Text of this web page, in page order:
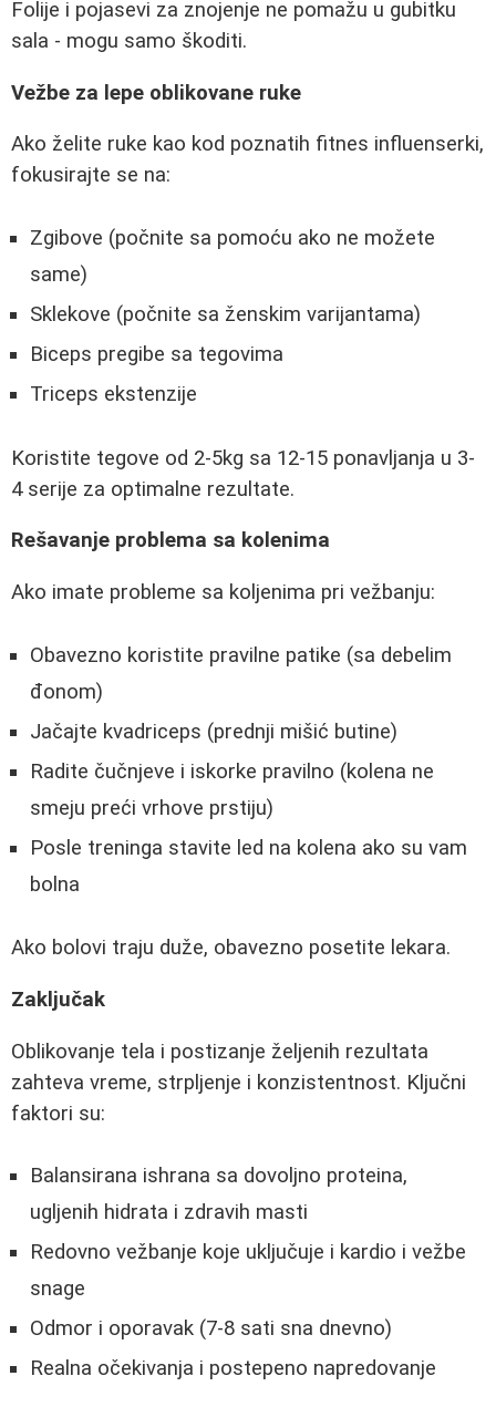
Folije i pojasevi za znojenje ne pomažu u gubitku
sala - mogu samo škoditi.
Vežbe za lepe oblikovane ruke
Ako želite ruke kao kod poznatih fitnes influenserki,
fokusirajte se na:
Zgibove (počnite sa pomoću ako ne možete
same)
Sklekove (počnite sa ženskim varijantama)
Biceps pregibe sa tegovima
Triceps ekstenzije
Koristite tegove od 2-5kg sa 12-15 ponavljanja u 3-
4 serije za optimalne rezultate.
Rešavanje problema sa kolenima
Ako imate probleme sa koljenima pri vežbanju:
Obavezno koristite pravilne patike (sa debelim
đonom)
Jačajte kvadriceps (prednji mišić butine)
Radite čučnjeve i iskorke pravilno (kolena ne
smeju preći vrhove prstiju)
Posle treninga stavite led na kolena ako su vam
bolna
Ako bolovi traju duže, obavezno posetite lekara.
Zaključak
Oblikovanje tela i postizanje željenih rezultata
zahteva vreme, strpljenje i konzistentnost. Ključni
faktori su:
Balansirana ishrana sa dovoljno proteina,
ugljenih hidrata i zdravih masti
Redovno vežbanje koje uključuje i kardio i vežbe
snage
Odmor i oporavak (7-8 sati sna dnevno)
Realna očekivanja i postepeno napredovanje